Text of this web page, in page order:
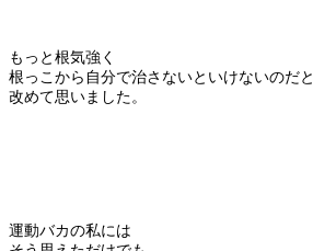
もっと根気強く
根っこから自分で治さないといけないのだと
改めて思いました。
運動バカの私には